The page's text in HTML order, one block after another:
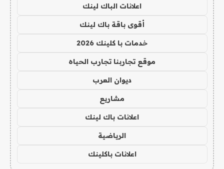
اعلانات الباك لينك
أقوى باقة باك لينك
خدمات با كلينك 2026
موقع تجاربنا تجارب الحياه
ديوان العرب
مشاريع
اعلانات باك لينك
الرياضية
اعلانات باكلينك